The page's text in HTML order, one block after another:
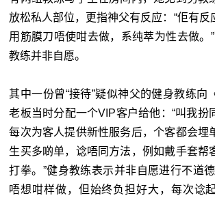
放松私人部位，更指神父有反应：“佢有反
用筋膜刀唔使咁去做，系纯萃为性去做。
教练并非自愿。
其中一份曾“接待”疑似神父的健身教练向
老板当时分配一个VIP客户给他：“叫我扮
每次为客人提供新性服务后，个客都会埋
生买多啲单，谂唔同方法，例如戴手套帮
打拳。”健身教练表示并非自愿进行不道
唔想咁样做，但始终负担好大，每次谂